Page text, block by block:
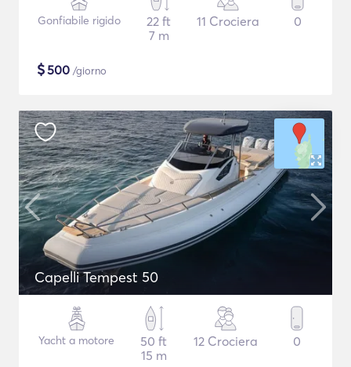
Gonfiabile rigido
22 ft
7 m
11 Crociera 0
$500 /giorno
Capelli Tempest 50
Yacht a motore
50 ft
15 m
12 Crociera 0